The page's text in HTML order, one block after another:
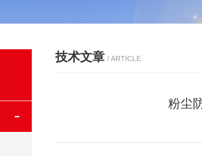
技术文章 / ARTICLE
粉尘